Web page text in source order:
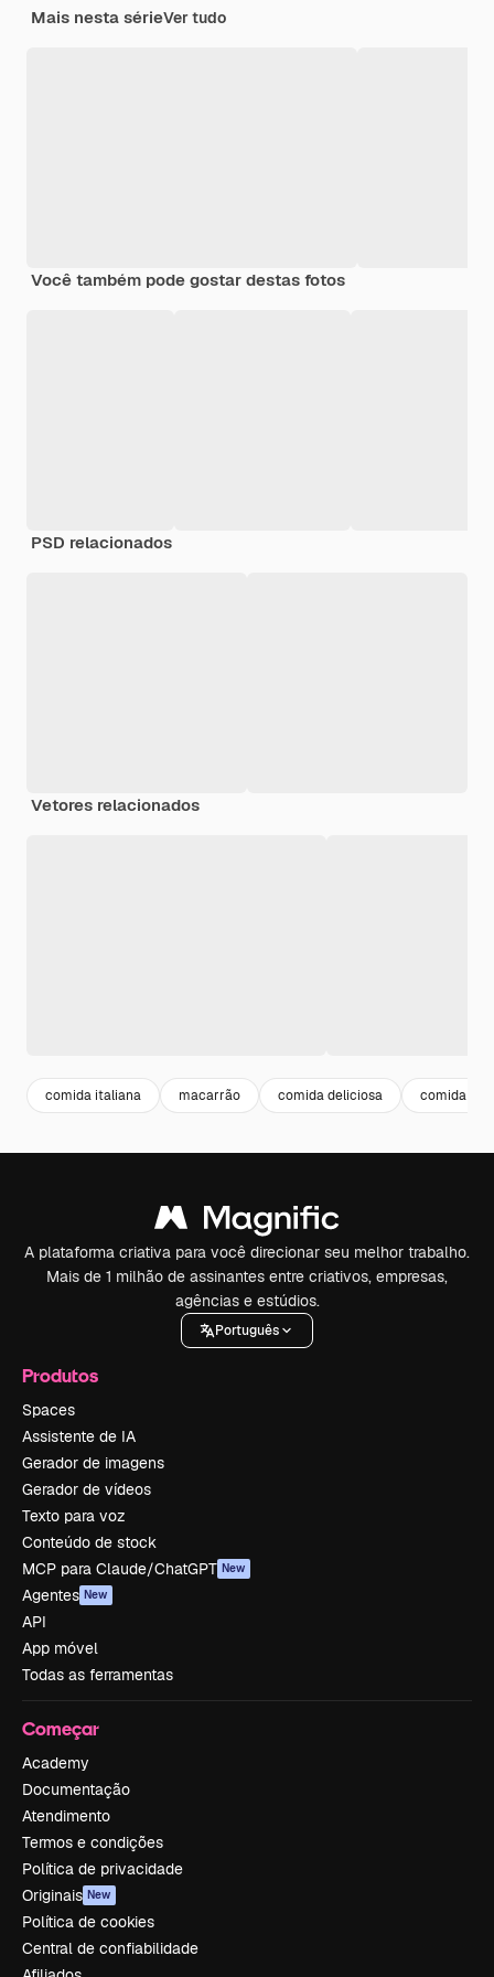
Mais nesta sérieVer tudo
Você também pode gostar destas fotos
PSD relacionados
Vetores relacionados
comida italiana macarrão comida deliciosa comida
A plataforma criativa para você direcionar seu melhor trabalho.
Mais de 1 milhão de assinantes entre criativos, empresas,
agências e estúdios.
Português
Produtos
Spaces
Assistente de IA
Gerador de imagens
Gerador de vídeos
Texto para voz
Conteúdo de stock
MCP para Claude/ChatGPT New
Agentes New
API
App móvel
Todas as ferramentas
Começar
Academy
Documentação
Atendimento
Termos e condições
Política de privacidade
Originais New
Política de cookies
Central de confiabilidade